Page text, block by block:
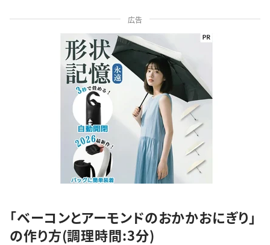
広告
「ベーコンとアーモンドのおかかおにぎり」
の作り方(調理時間:3分)